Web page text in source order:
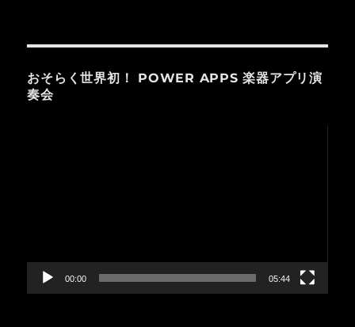
おそらく世界初！ POWER APPS 楽器アプリ演
奏会
ー
00:00 05:44